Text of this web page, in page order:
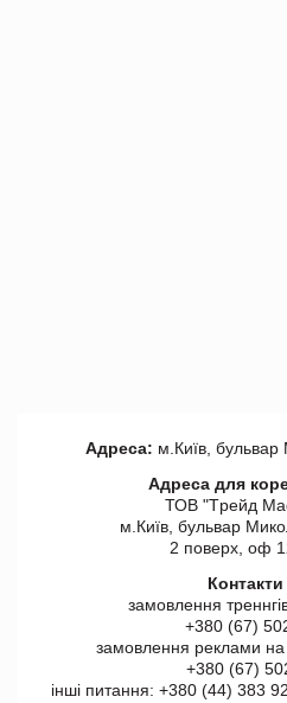
Адреса: м.Київ,
Адреса для
ТОВ "Tрейд
м.Київ, бульвар
2 поверх, оф
замовлення
+380 (67)
замовлення реклами на
+380 (67)
інші питання: +380 (44) 383